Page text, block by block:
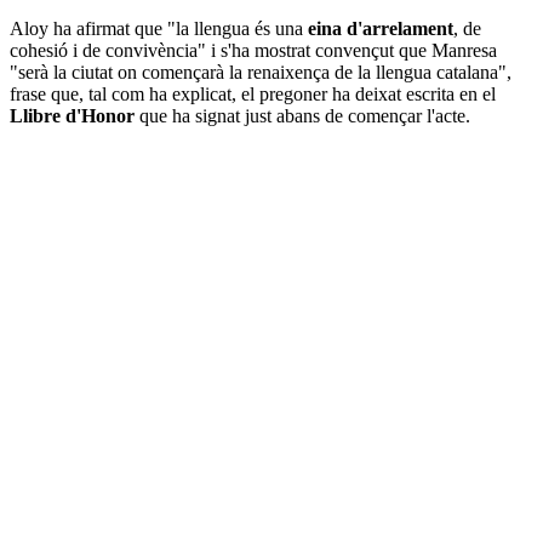
Aloy ha afirmat que "la llengua és una eina d'arrelament, de
cohesió i de convivència" i s'ha mostrat convençut que Manresa
"serà la ciutat on començarà la renaixença de la llengua catalana",
frase que, tal com ha explicat, el pregoner ha deixat escrita en el
Llibre d'Honor que ha signat just abans de començar l'acte.